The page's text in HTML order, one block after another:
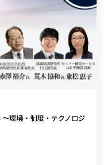
環境・制度・テクノロジ